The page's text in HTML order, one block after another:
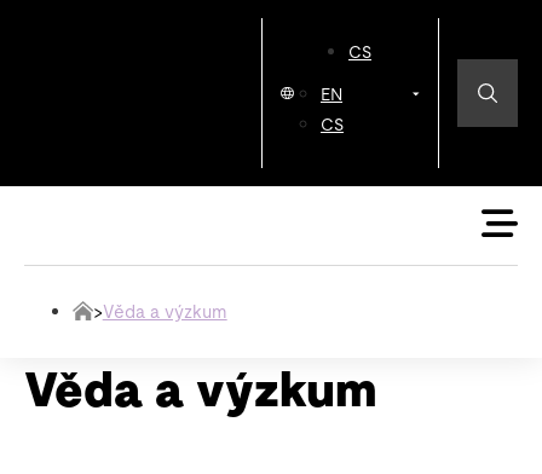
CS
EN
CS
>Věda a výzkum
Věda a výzkum